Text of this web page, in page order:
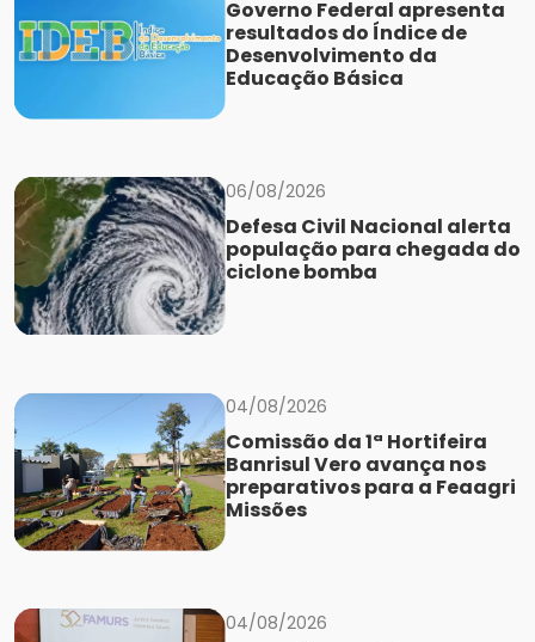
Governo Federal apresenta
resultados do Índice de
Desenvolvimento da
Educação Básica
06/08/2026
Defesa Civil Nacional alerta
população para chegada do
ciclone bomba
04/08/2026
Comissão da 1ª Hortifeira
Banrisul Vero avança nos
preparativos para a Feaagri
Missões
04/08/2026